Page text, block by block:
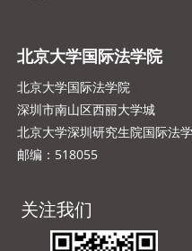
北京大学国际法学院
北京大学国际法学院
深圳市南山区西丽大学城
北京大学深圳研究生院国际法
邮编：518055
关注我们